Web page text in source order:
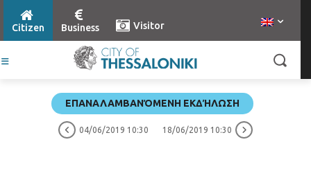
Citizen Business Visitor
ΕΠΑΝΑΛΑΜΒΑΝΌΜΕΝΗ ΕΚΔΉΛΩΣΗ
04/06/2019 10:30 18/06/2019 10:30